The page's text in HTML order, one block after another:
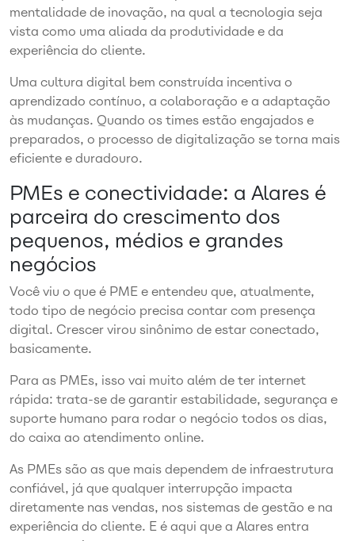
mentalidade de inovação, na qual a tecnologia seja
vista como uma aliada da produtividade e da
experiência do cliente.
Uma cultura digital bem construída incentiva o
aprendizado contínuo, a colaboração e a adaptação
às mudanças. Quando os times estão engajados e
preparados, o processo de digitalização se torna mais
eficiente e duradouro.
PMEs e conectividade: a Alares é
parceira do crescimento dos
pequenos, médios e grandes
negócios
Você viu o que é PME e entendeu que, atualmente,
todo tipo de negócio precisa contar com presença
digital. Crescer virou sinônimo de estar conectado,
basicamente.
Para as PMEs, isso vai muito além de ter internet
rápida: trata-se de garantir estabilidade, segurança e
suporte humano para rodar o negócio todos os dias,
do caixa ao atendimento online.
As PMEs são as que mais dependem de infraestrutura
confiável, já que qualquer interrupção impacta
diretamente nas vendas, nos sistemas de gestão e na
experiência do cliente. E é aqui que a Alares entra